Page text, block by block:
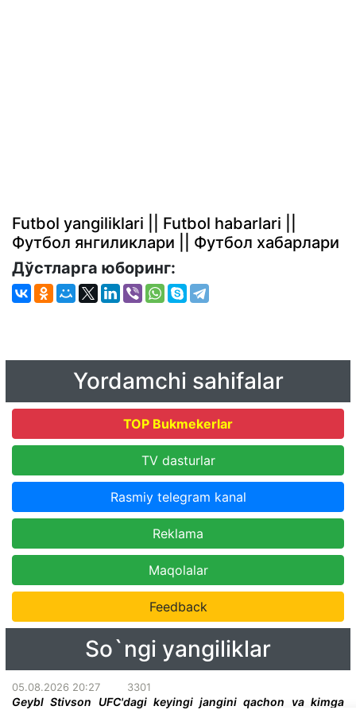
Futbol yangiliklari || Futbol habarlari ||
Футбол янгиликлари || Футбол хабарлари
Дўстларга юборинг:
Yordamchi sahifalar
TOP Bukmekerlar
TV dasturlar
Rasmiy telegram kanal
Reklama
Maqolalar
Feedback
So`ngi yangiliklar
05.08.2026 20:27 3301
Geybl Stivson UFC'dagi keyingi jangini qachon va kimga